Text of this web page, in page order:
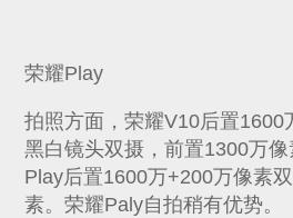
荣耀Play
拍照方面，荣耀V10后置1600
黑白镜头双摄，前置1300万
Play后置1600万+200万像素
素。荣耀Paly自拍稍有优势。